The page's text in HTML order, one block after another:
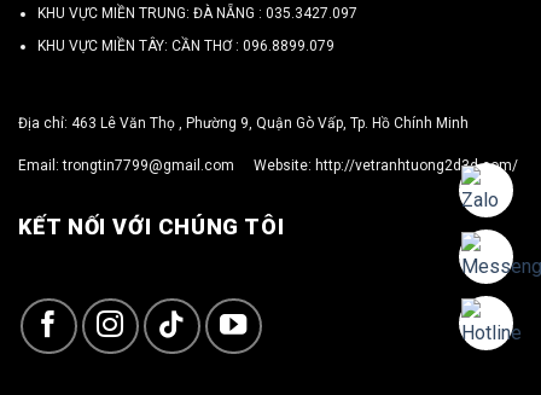
KHU VỰC MIỀN TRUNG: ĐÀ NẴNG : 035.3427.097
KHU VỰC MIỀN TÂY: CẦN THƠ : 096.8899.079
Địa chỉ: 463 Lê Văn Thọ , Phường 9, Quận Gò Vấp, Tp. Hồ Chính Minh
Email:trongtin7799@gmail.com Website: http://vetranhtuong2d3d.com/
KẾT NỐI VỚI CHÚNG TÔI